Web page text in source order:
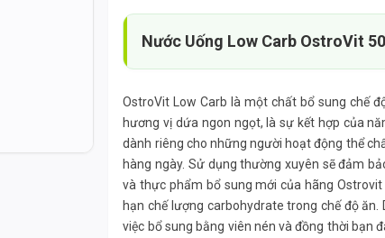
Nước Uống Low Carb OstroVit
OstroVit Low Carb là một chất bổ sung chế
hương vị dứa ngon ngọt, là sự kết hợp của
dành riêng cho những người hoạt động thể
hàng ngày. Sử dụng thường xuyên sẽ đảm
và thực phẩm bổ sung mới của hãng
hạn chế lượng carbohydrate trong chế độ
việc bổ sung bằng viên nén và đồng thời bạn